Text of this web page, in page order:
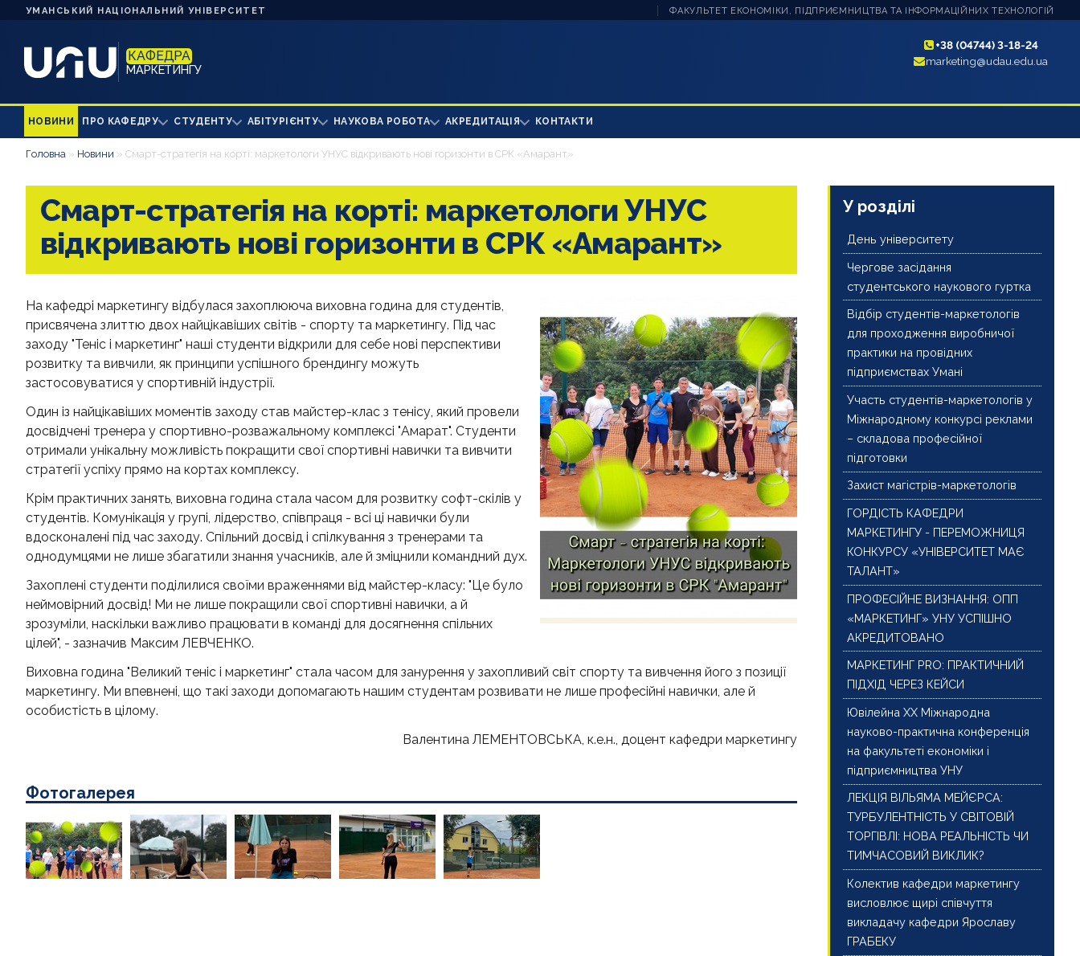
УМАНСЬКИЙ НАЦІОНАЛЬНИЙ УНІВЕРСИТЕТ ФАКУЛЬТЕТ ЕКОНОМІКИ, ПІДПРИЄМНИЦТВА ТА ІНФОРМАЦІЙНИХ ТЕХНОЛОГІЙ
КАФЕДРА
МАРКЕТИНГУ
+38 (04744) 3-18-24
marketing@udau.edu.ua
НОВИНИ ПРО КАФЕДРУ СТУДЕНТУ АБІТУРІЄНТУ НАУКОВА РОБОТА АКРЕДИТАЦІЯ КОНТАКТИ
Головна » Новини » Смарт-стратегія на корті: маркетологи УНУС відкривають нові горизонти в СРК «Амарант»
Смарт-стратегія на корті: маркетологи УНУС
відкривають нові горизонти в СРК «Амарант»
На кафедрі маркетингу відбулася захоплююча виховна година для студентів,
присвячена злиттю двох найцікавіших світів - спорту та маркетингу. Під час
заходу "Теніс і маркетинг" наші студенти відкрили для себе нові перспективи
розвитку та вивчили, як принципи успішного брендингу можуть
застосовуватися у спортивній індустрії.
Один із найцікавіших моментів заходу став майстер-клас з тенісу, який провели
досвідчені тренера у спортивно-розважальному комплексі "Амарат". Студенти
отримали унікальну можливість покращити свої спортивні навички та вивчити
стратегії успіху прямо на кортах комплексу.
Крім практичних занять, виховна година стала часом для розвитку софт-скілів у
студентів. Комунікація у групі, лідерство, співпраця - всі ці навички були
вдосконалені під час заходу. Спільний досвід і спілкування з тренерами та
однодумцями не лише збагатили знання учасників, але й зміцнили командний дух.
Захоплені студенти поділилися своїми враженнями від майстер-класу: "Це було
неймовірний досвід! Ми не лише покращили свої спортивні навички, а й
зрозуміли, наскільки важливо працювати в команді для досягнення спільних
цілей", - зазначив Максим ЛЕВЧЕНКО.
Виховна година "Великий теніс і маркетинг" стала часом для занурення у захопливий світ спорту та вивчення його з позиції
маркетингу. Ми впевнені, що такі заходи допомагають нашим студентам розвивати не лише професійні навички, але й
особистість в цілому.
Валентина ЛЕМЕНТОВСЬКА, к.е.н., доцент кафедри маркетингу
Фотогалерея
У розділі
День університету
Чергове засідання
студентського наукового гуртка
Відбір студентів-маркетологів
для проходження виробничої
практики на провідних
підприємствах Умані
Участь студентів-маркетологів у
Міжнародному конкурсі реклами
– складова професійної
підготовки
Захист магістрів-маркетологів
ГОРДІСТЬ КАФЕДРИ
МАРКЕТИНГУ - ПЕРЕМОЖНИЦЯ
КОНКУРСУ «УНІВЕРСИТЕТ МАЄ
ТАЛАНТ»
ПРОФЕСІЙНЕ ВИЗНАННЯ: ОПП
«МАРКЕТИНГ» УНУ УСПІШНО
АКРЕДИТОВАНО
МАРКЕТИНГ PRO: ПРАКТИЧНИЙ
ПІДХІД ЧЕРЕЗ КЕЙСИ
Ювілейна ХХ Міжнародна
науково-практична конференція
на факультеті економіки і
підприємництва УНУ
ЛЕКЦІЯ ВІЛЬЯМА МЕЙЄРСА:
ТУРБУЛЕНТНІСТЬ У СВІТОВІЙ
ТОРГІВЛІ: НОВА РЕАЛЬНІСТЬ ЧИ
ТИМЧАСОВИЙ ВИКЛИК?
Колектив кафедри маркетингу
висловлює щирі співчуття
викладачу кафедри Ярославу
ГРАБЕКУ